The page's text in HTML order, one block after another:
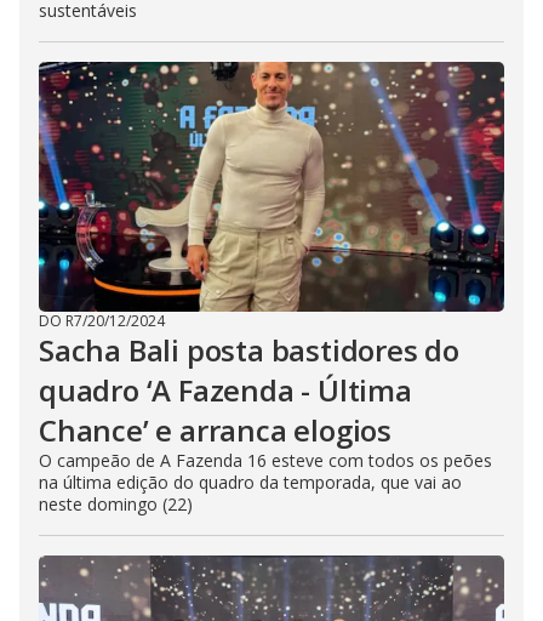
sustentáveis
DO R7/20/12/2024
Sacha Bali posta bastidores do
quadro ‘A Fazenda - Última
Chance’ e arranca elogios
O campeão de A Fazenda 16 esteve com todos os peões
na última edição do quadro da temporada, que vai ao
neste domingo (22)